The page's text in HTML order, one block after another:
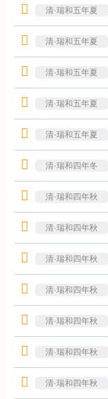
清·瑞和五年夏
清·瑞和五年夏
清·瑞和五年夏
清·瑞和五年夏
清·瑞和五年夏
清·瑞和四年冬
清·瑞和四年秋
清·瑞和四年秋
清·瑞和四年秋
清·瑞和四年秋
清·瑞和四年秋
清·瑞和四年秋
清·瑞和四年秋